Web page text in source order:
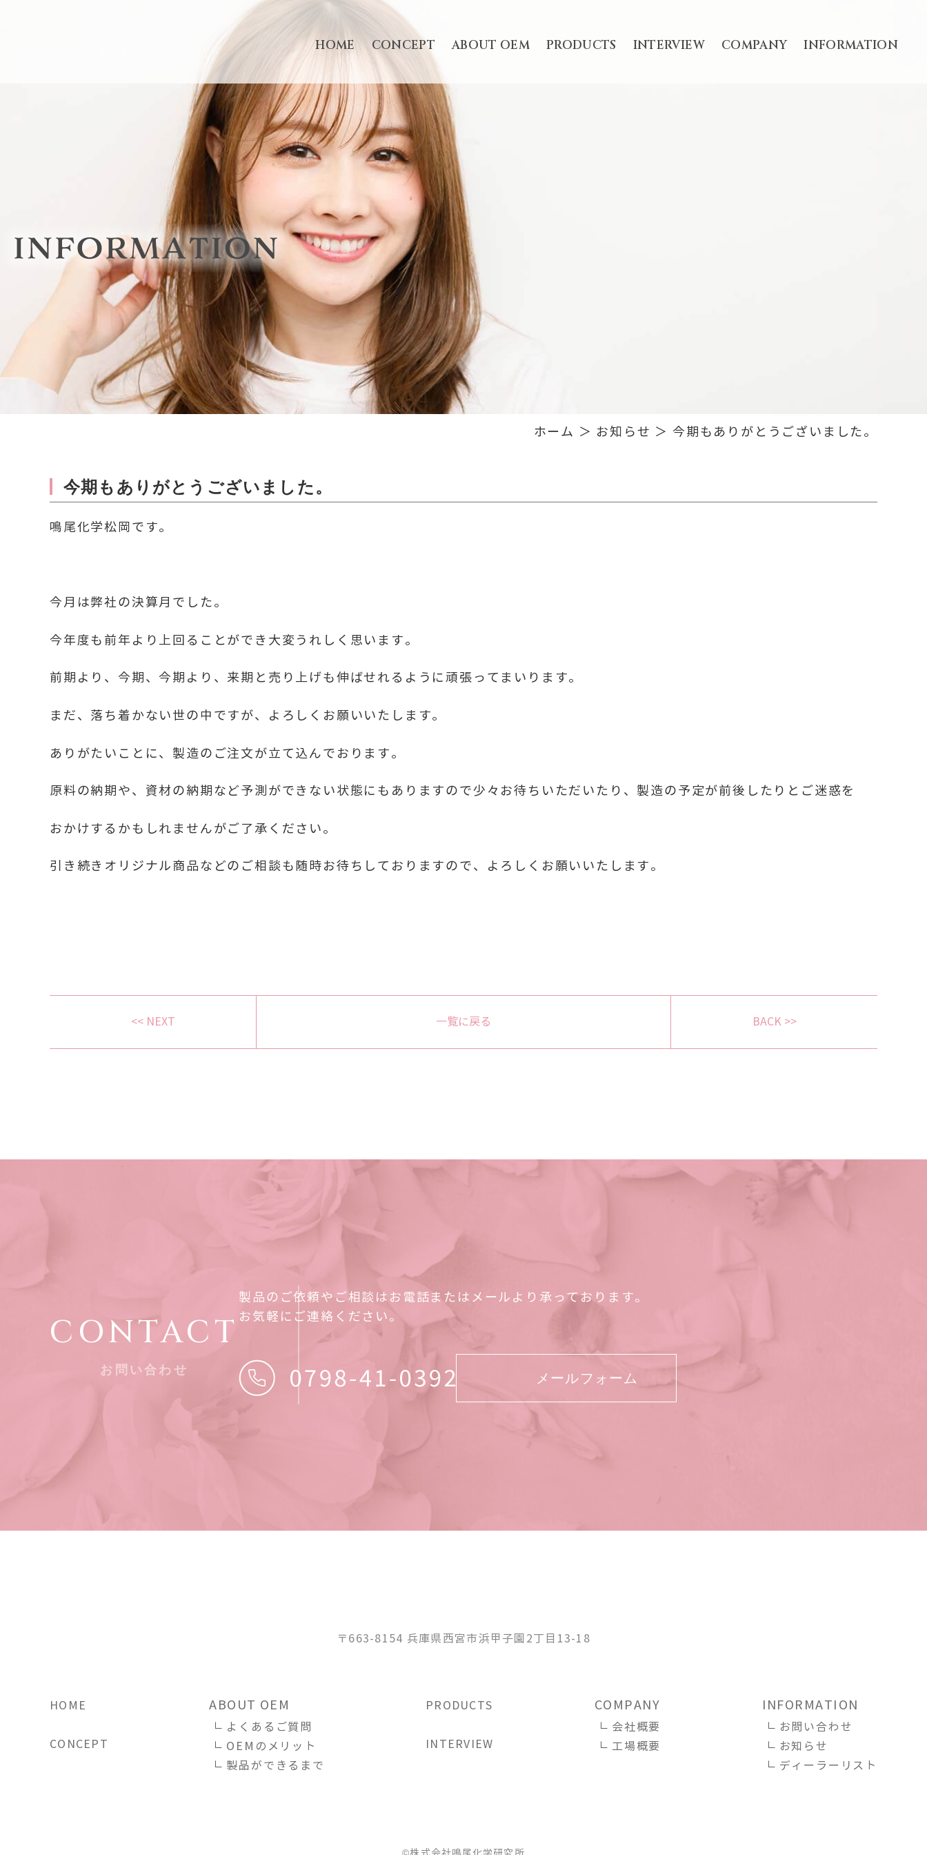
HOME CONCEPT ABOUT OEM PRODUCTS INTERVIEW COMPANY INFORMATION
ホーム ＞ お知らせ ＞ 今期もありがとうございました。
今期もありがとうございました。
鳴尾化学松岡です。
今月は弊社の決算月でした。
今年度も前年より上回ることができ大変うれしく思います。
前期より、今期、今期より、来期と売り上げも伸ばせれるように頑張ってまいります。
まだ、落ち着かない世の中ですが、よろしくお願いいたします。
ありがたいことに、製造のご注文が立て込んでおります。
原料の納期や、資材の納期など予測ができない状態にもありますので少々お待ちいただいたり、製造の予定が前後したりとご迷惑を
おかけするかもしれませんがご了承ください。
引き続きオリジナル商品などのご相談も随時お待ちしておりますので、よろしくお願いいたします。
<< NEXT 一覧に戻る BACK >>
CONTACT
お問い合わせ
製品のご依頼やご相談はお電話またはメールより承っております。
お気軽にご連絡ください。
メールフォーム
〒663-8154 兵庫県西宮市浜甲子園2丁目13-18
HOME
CONCEPT
ABOUT OEM
よくあるご質問
OEMのメリット
製品ができるまで
PRODUCTS
INTERVIEW
COMPANY
会社概要
工場概要
INFORMATION
お問い合わせ
お知らせ
ディーラーリスト